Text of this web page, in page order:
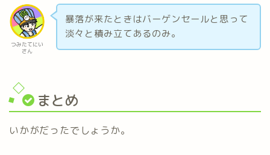
つみたてにい
さん
暴落が来たときはバーゲンセールと思って
淡々と積み立てあるのみ。
まとめ
いかがだったでしょうか。